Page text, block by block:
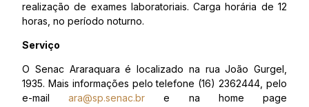
realização de exames laboratoriais. Carga horária de 12
horas, no período noturno.
Serviço
O Senac Araraquara é localizado na rua João Gurgel,
1935. Mais informações pelo telefone (16) 2362444, pelo
e-mailara@sp.senac.br e na home page